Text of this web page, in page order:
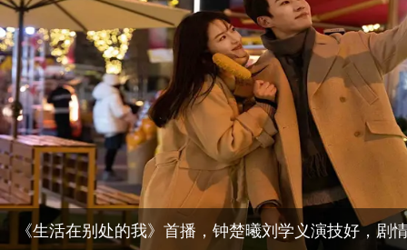
《生活在别处的我》首播，钟楚曦刘学义演技好，剧